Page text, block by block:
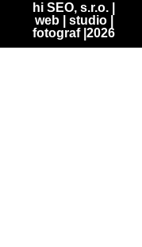
hi SEO, s.r.o. |
web| studio|
fotograf|2026